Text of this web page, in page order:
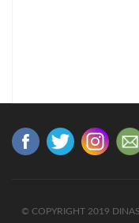
© COPYRIGHT 2019